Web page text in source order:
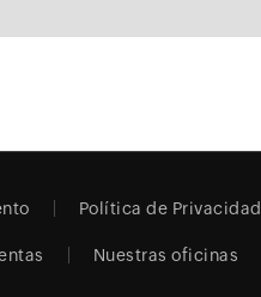
Política de Privacidad
Nuestras oficinas